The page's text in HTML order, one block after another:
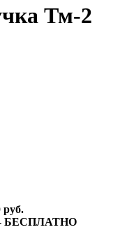
Тм-2
руб.
БЕСПЛАТНО